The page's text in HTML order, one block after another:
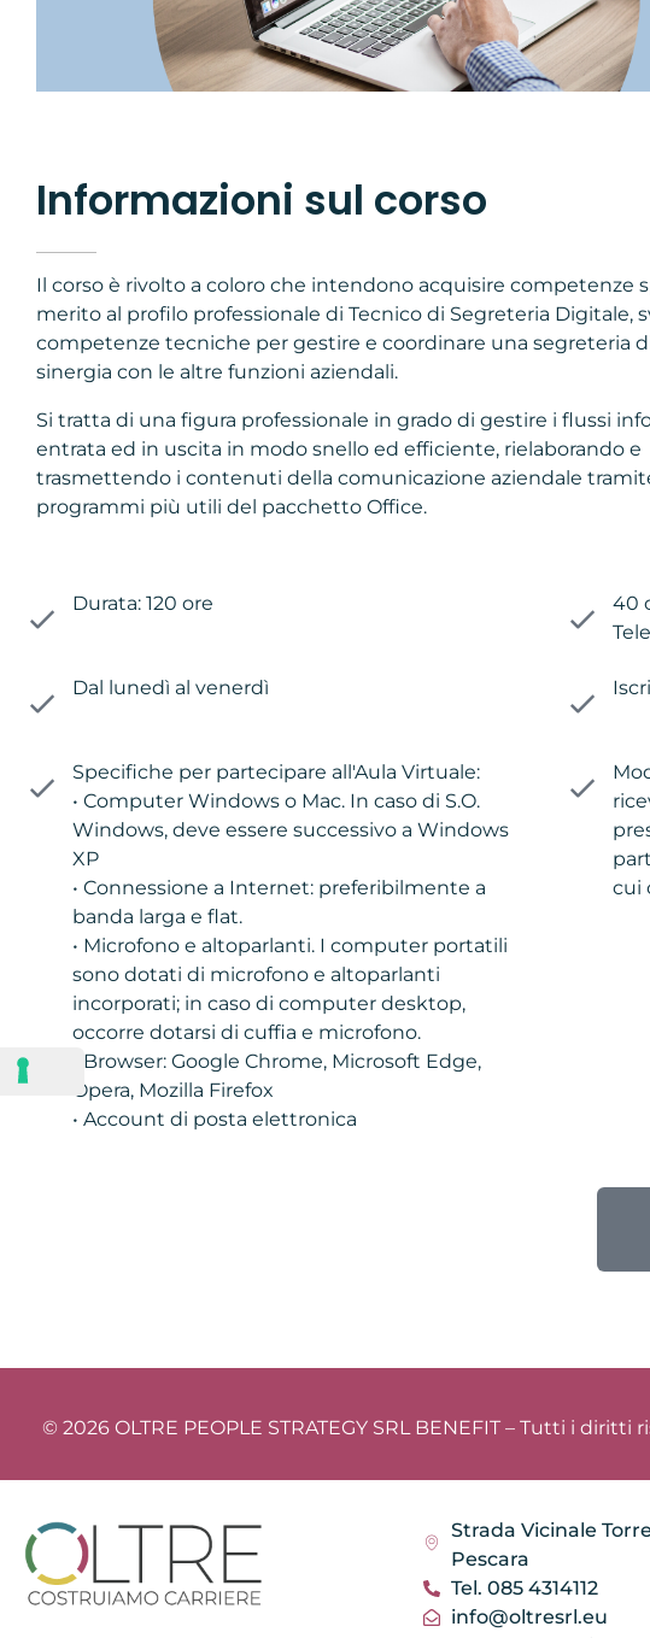
Informazioni sul corso
Il corso è rivolto a coloro che intendono acquisire competenze
merito al profilo professionale di Tecnico di Segreteria Digitale,
competenze tecniche per gestire e coordinare una segreteria
sinergia con le altre funzioni aziendali.
Si tratta di una figura professionale in grado di gestire i flussi
entrata ed in uscita in modo snello ed efficiente, rielaborando e
trasmettendo i contenuti della comunicazione aziendale
programmi più utili del pacchetto Office.
Durata: 120 ore
40
Dal lunedì al venerdì
Specifiche per partecipare all'Aula Virtuale:
• Computer Windows o Mac. In caso di S.O.
Windows, deve essere successivo a Windows
XP
• Connessione a Internet: preferibilmente a
banda larga e flat.
• Microfono e altoparlanti. I computer portatili
sono dotati di microfono e altoparlanti
incorporati; in caso di computer desktop,
occorre dotarsi di cuffia e microfono.
• Browser: Google Chrome, Microsoft Edge,
Opera, Mozilla Firefox
• Account di posta elettronica
cui
© 2026 OLTRE PEOPLE STRATEGY SRL BENEFIT – Tutti i diritti
Strada Vicinale
Pescara
Tel. 085 4314112
info@oltresrl.eu